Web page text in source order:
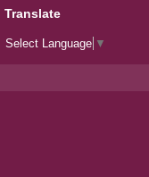
Translate
Select Language ▼